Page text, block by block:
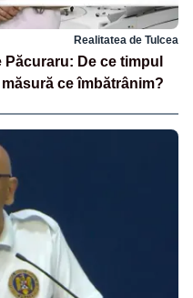
Realitatea de Tulcea
De ce timpul
ce îmbătrânim?